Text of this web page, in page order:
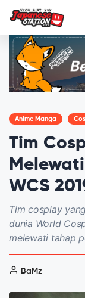
Anime Manga
Tim
WCS
Tim cosplay
dunia World
melewati tahap
BaMz